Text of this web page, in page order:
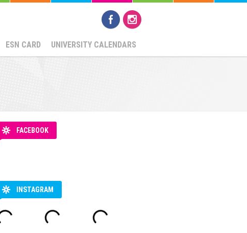
ESN CARD UNIVERSITY CALENDARS
FACEBOOK
INSTAGRAM